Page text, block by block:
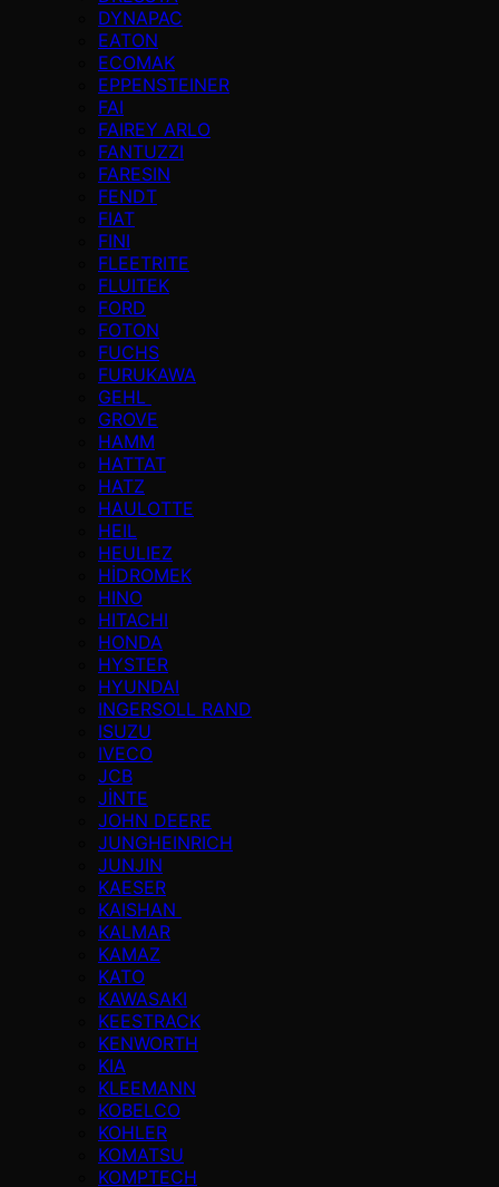
DYNAPAC
EATON
ECOMAK
EPPENSTEINER
FAI
FAIREY ARLO
FANTUZZI
FARESIN
FENDT
FIAT
FINI
FLEETRITE
FLUITEK
FORD
FOTON
FUCHS
FURUKAWA
GEHL
GROVE
HAMM
HATTAT
HATZ
HAULOTTE
HEIL
HEULIEZ
HİDROMEK
HINO
HITACHI
HONDA
HYSTER
HYUNDAI
INGERSOLL RAND
ISUZU
IVECO
JCB
JİNTE
JOHN DEERE
JUNGHEINRICH
JUNJIN
KAESER
KAISHAN
KALMAR
KAMAZ
KATO
KAWASAKI
KEESTRACK
KENWORTH
KIA
KLEEMANN
KOBELCO
KOHLER
KOMATSU
KOMPTECH